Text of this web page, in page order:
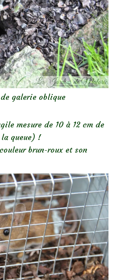
galerie oblique
mesure de 10 à 12 cm de
queue) !
brun-roux et son